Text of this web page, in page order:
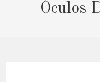
Óculos